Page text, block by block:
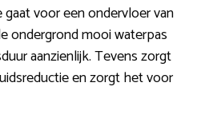
voor een ondervloer van
ondergrond mooi waterpas
aanzienlijk. Tevens zorgt
en zorgt het voor